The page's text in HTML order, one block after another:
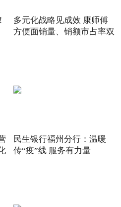
多元化战略见成效 康师傅
方便面销量、销额市占率双
民生银行福州分行：温暖
传“疫”线 服务有力量